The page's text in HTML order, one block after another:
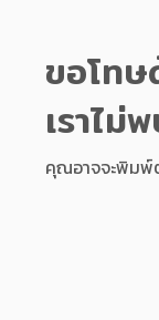
ขอโท
เราไ
คุณอาจจะพิมพ์